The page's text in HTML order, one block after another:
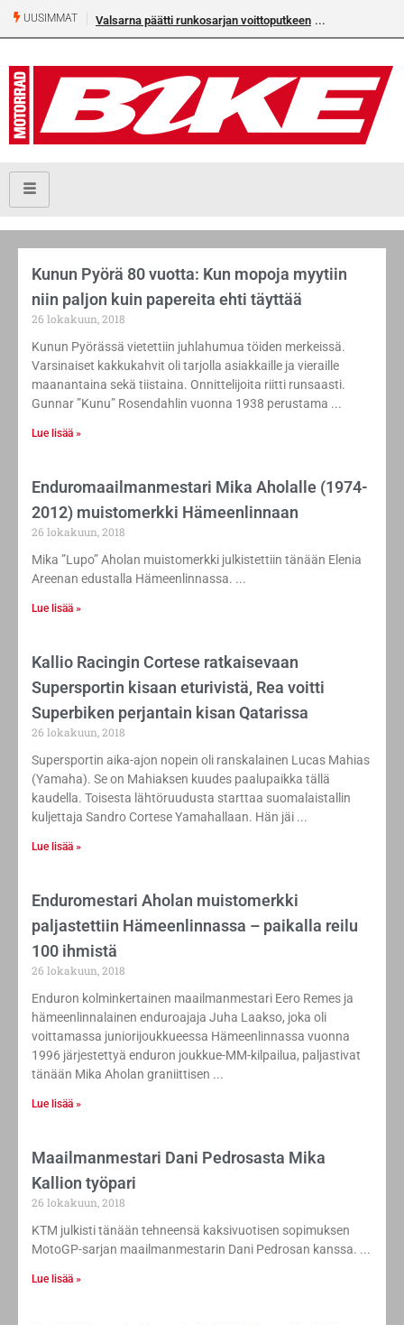
UUSIMMAT Valsarna päätti runkosarjan voittoputkeen
Kunun Pyörä 80 vuotta: Kun mopoja myytiin
niin paljon kuin papereita ehti täyttää
26 lokakuun, 2018
Kunun Pyörässä vietettiin juhlahumua töiden merkeissä.
Varsinaiset kakkukahvit oli tarjolla asiakkaille ja vieraille
maanantaina sekä tiistaina. Onnittelijoita riitti runsaasti.
Gunnar ”Kunu” Rosendahlin vuonna 1938 perustama
Lue lisää »
Enduromaailmanmestari Mika Aholalle (1974-
2012) muistomerkki Hämeenlinnaan
26 lokakuun, 2018
Mika ”Lupo” Aholan muistomerkki julkistettiin tänään Elenia
Areenan edustalla Hämeenlinnassa.
Lue lisää »
Kallio Racingin Cortese ratkaisevaan
Supersportin kisaan eturivistä, Rea voitti
Superbiken perjantain kisan Qatarissa
26 lokakuun, 2018
Supersportin aika-ajon nopein oli ranskalainen Lucas Mahias
(Yamaha). Se on Mahiaksen kuudes paalupaikka tällä
kaudella. Toisesta lähtöruudusta starttaa suomalaistallin
kuljettaja Sandro Cortese Yamahallaan. Hän jäi
Lue lisää »
Enduromestari Aholan muistomerkki
paljastettiin Hämeenlinnassa – paikalla reilu
100 ihmistä
26 lokakuun, 2018
Enduron kolminkertainen maailmanmestari Eero Remes ja
hämeenlinnalainen enduroajaja Juha Laakso, joka oli
voittamassa juniorijoukkueessa Hämeenlinnassa vuonna
1996 järjestettyä enduron joukkue-MM-kilpailua, paljastivat
tänään Mika Aholan graniittisen
Lue lisää »
Maailmanmestari Dani Pedrosasta Mika
Kallion työpari
26 lokakuun, 2018
KTM julkisti tänään tehneensä kaksivuotisen sopimuksen
MotoGP-sarjan maailmanmestarin Dani Pedrosan kanssa.
Lue lisää »